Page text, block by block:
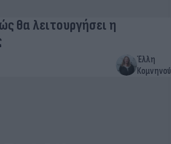
θα λειτουργήσει η
Έλλη
Κομνηνού